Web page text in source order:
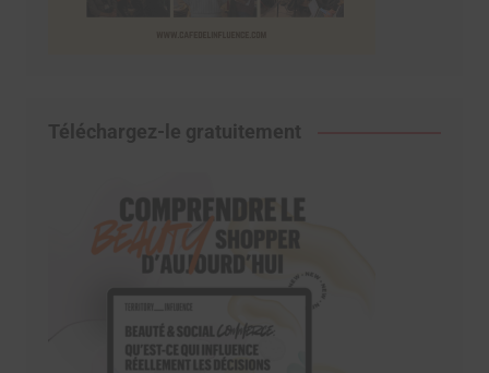
Téléchargez-le gratuitement